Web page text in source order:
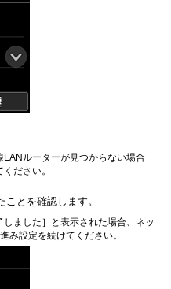
ルーターが見つからない場合
ださい。
とを確認します。
しました ］と表示された場合、ネッ
み設定を続けてください。